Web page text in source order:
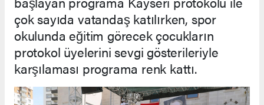
çok sayıda vatandaş katılırken, spor
okulunda eğitim görecek çocukların
protokol üyelerini sevgi gösterileriyle
karşılaması programa renk kattı.